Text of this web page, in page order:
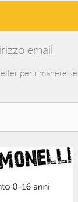
email
per rimanere